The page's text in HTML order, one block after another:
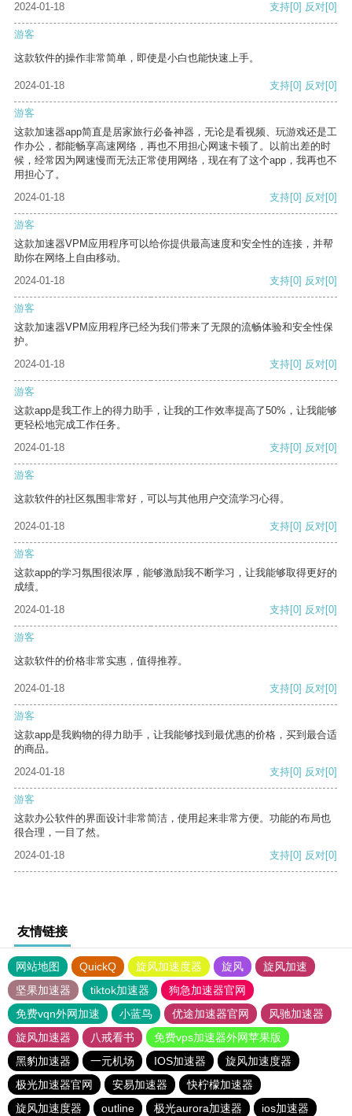
2024-01-18 支持[0] 反对[0]
游客
这款软件的操作非常简单，即使是小白也能快速上手。
2024-01-18 支持[0] 反对[0]
游客
这款加速器app简直是居家旅行必备神器，无论是看视频、玩游戏还是工
作办公，都能畅享高速网络，再也不用担心网速卡顿了。以前出差的时
候，经常因为网速慢而无法正常使用网络，现在有了这个app，我再也不
用担心了。
2024-01-18
支持[0] 反对[0]
游客
这款加速器VPM应用程序可以给你提供最高速度和安全性的连接，并帮
助你在网络上自由移动。
2024-01-18
支持[0] 反对[0]
游客
这款加速器VPM应用程序已经为我们带来了无限的流畅体验和安全性保
护。
2024-01-18
支持[0] 反对[0]
游客
这款app是我工作上的得力助手，让我的工作效率提高了50%，让我能够
更轻松地完成工作任务。
2024-01-18
支持[0] 反对[0]
游客
这款软件的社区氛围非常好，可以与其他用户交流学习心得。
2024-01-18 支持[0] 反对[0]
游客
这款app的学习氛围很浓厚，能够激励我不断学习，让我能够取得更好的
成绩。
2024-01-18
支持[0] 反对[0]
游客
这款软件的价格非常实惠，值得推荐。
2024-01-18 支持[0] 反对[0]
游客
这款app是我购物的得力助手，让我能够找到最优惠的价格，买到最合适
的商品。
2024-01-18
支持[0] 反对[0]
游客
这款办公软件的界面设计非常简洁，使用起来非常方便。功能的布局也
很合理，一目了然。
2024-01-18
支持[0] 反对[0]
友情链接
网站地图 QuickQ 旋风加速度器 旋风
旋风加速
坚果加速器
tiktok加速器
狗急加速器官网
免费vqn外网加速
小蓝鸟 优途加速器官网
风驰加速器
旋风加速器
八戒看书
免费vps加速器外网苹果版
黑豹加速器
一元机场 IOS加速器
旋风加速度器
极光加速器官网
安易加速器
快柠檬加速器
旋风加速度器
outline 极光aurora加速器 ios加速器